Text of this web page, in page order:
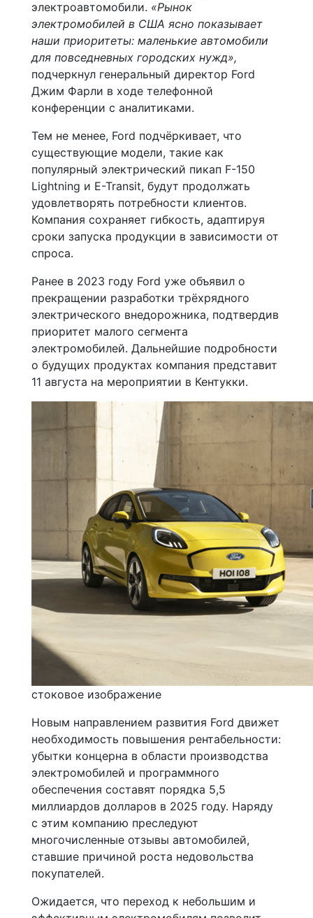
электроавтомобили. «Рынок
электромобилей в США ясно показывает
наши приоритеты: маленькие автомобили
для повседневных городских нужд»,
подчеркнул генеральный директор Ford
Джим Фарли в ходе телефонной
конференции с аналитиками.
Тем не менее, Ford подчёркивает, что
существующие модели, такие как
популярный электрический пикап F-150
Lightning и E-Transit, будут продолжать
удовлетворять потребности клиентов.
Компания сохраняет гибкость, адаптируя
сроки запуска продукции в зависимости от
спроса.
Ранее в 2023 году Ford уже объявил о
прекращении разработки трёхрядного
электрического внедорожника, подтвердив
приоритет малого сегмента
электромобилей. Дальнейшие подробности
о будущих продуктах компания представит
11 августа на мероприятии в Кентукки.
стоковое изображение
Новым направлением развития Ford движет
необходимость повышения рентабельности:
убытки концерна в области производства
электромобилей и программного
обеспечения составят порядка 5,5
миллиардов долларов в 2025 году. Наряду
с этим компанию преследуют
многочисленные отзывы автомобилей,
ставшие причиной роста недовольства
покупателей.
Ожидается, что переход к небольшим и